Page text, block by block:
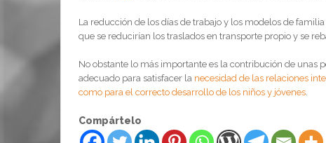
La reducción de los días de trabajo y los modelos de
que se reducirían los traslados en transporte propio y se
No obstante lo más importante es la contribución de unas
adecuado para satisfacer la necesidad de las relaciones
como para el correcto desarrollo de los niños y jóvenes
Compártelo